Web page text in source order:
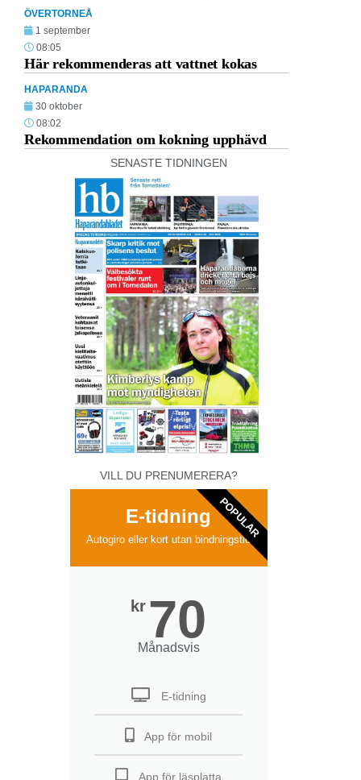
ÖVERTORNEÅ
1 september
08:05
Här rekommenderas att vattnet kokas
HAPARANDA
30 oktober
08:02
Rekommendation om kokning upphävd
SENASTE TIDNINGEN
VILL DU PRENUMERERA?
E-tidning
Autogiro eller kort utan bindningstid
kr 70
Månadsvis
E-tidning
App för mobil
App för läsplatta
POPULAR